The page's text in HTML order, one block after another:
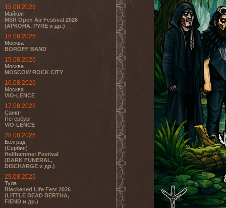
15.08.2026
Майкоп
MSR Open Air Festival 2026
(АРКОНА, PYRE и др.)
15.08.2026
Москва
BOROFF BAND
15.08.2026
Москва
MOSCOW ROCK CITY
16.08.2026
Москва
VIO-LENCE
17.08.2026
Санкт-
Петербург
VIO-LENCE
28.08.2026
Белград
(Сербия)
Hellhammer Festival
(DARK FUNERAL,
DISCHARGE и др.)
29.08.2026
Тула
Blackened Life Fest 2026
(LITTLE DEAD BERTHA,
FIEND и др.)